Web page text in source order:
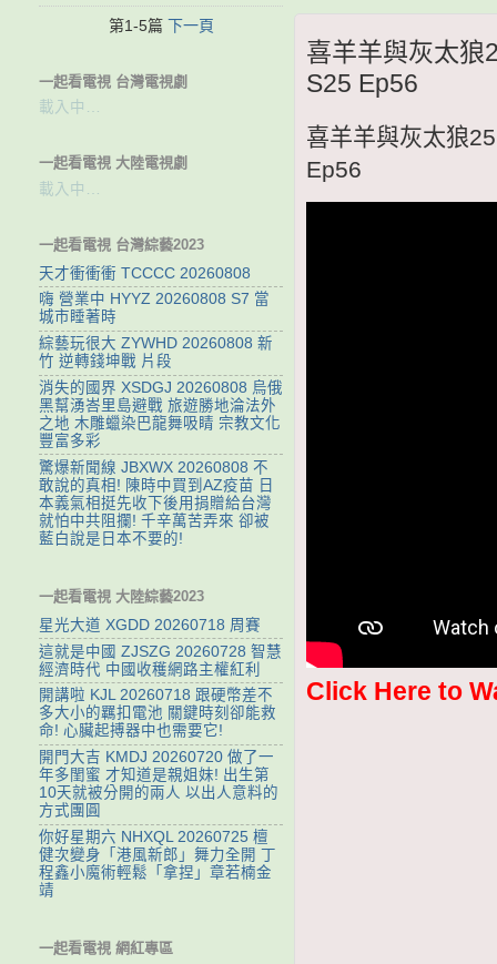
喜羊羊與灰太狼
S25 Ep56
喜羊羊與灰太狼
Ep56
Click Here to
第1-5篇 下一頁
一起看電視 台灣電視劇
載入中…
一起看電視 大陸電視劇
載入中…
一起看電視 台灣綜藝2023
天才衝衝衝 TCCCC 20260808
嗨 營業中 HYYZ 20260808 S7 當
城市睡著時
綜藝玩很大 ZYWHD 20260808 新
竹 逆轉錢坤戰 片段
消失的國界 XSDGJ 20260808 烏俄
黑幫湧峇里島避戰 旅遊勝地淪法外
之地 木雕蠟染巴龍舞吸睛 宗教文化
豐富多彩
驚爆新聞線 JBXWX 20260808 不
敢說的真相! 陳時中買到AZ疫苗 日
本義氣相挺先收下後用捐贈給台灣
就怕中共阻攔! 千辛萬苦弄來 卻被
藍白說是日本不要的!
一起看電視 大陸綜藝2023
星光大道 XGDD 20260718 周賽
這就是中國 ZJSZG 20260728 智慧
經濟時代 中國收穫網路主權紅利
開講啦 KJL 20260718 跟硬幣差不
多大小的羈扣電池 關鍵時刻卻能救
命! 心臟起搏器中也需要它!
開門大吉 KMDJ 20260720 做了一
年多閨蜜 才知道是親姐妹! 出生第
10天就被分開的兩人 以出人意料的
方式團圓
你好星期六 NHXQL 20260725 檀
健次變身「港風新郎」舞力全開 丁
程鑫小魔術輕鬆「拿捏」章若楠金
靖
一起看電視 網紅專區